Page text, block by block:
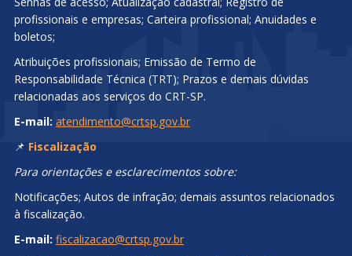
profissionais e empresas; Carteira profissional; Anuidades e
boletos;
Atribuições profissionais; Emissão de Termo de
Responsabilidade Técnica (TRT); Prazos e demais dúvidas
relacionadas aos serviços do CRT-SP.
E-mail: atendimento@crtsp.gov.br
📌 Fiscalização
Para orientações e esclarecimentos sobre:
Notificações; Autos de infração; demais assuntos relacionados
à fiscalização.
E-mail: fiscalizacao@crtsp.gov.br